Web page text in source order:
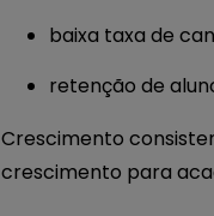
baixa taxa de
retenção de
Crescimento
crescimento para